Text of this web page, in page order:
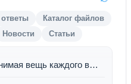
Каталог файлов
Новости Статьи
Незаменимая вещь каждого вебмастера.